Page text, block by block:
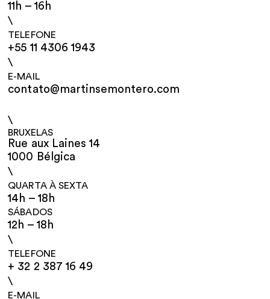
11h – 16h
\
TELEFONE
+55 11 4306 1943
\
E-MAIL
contato@martinsemontero.com
\
BRUXELAS
Rue aux Laines 14
1000 Bélgica
\
QUARTA À SEXTA
14h – 18h
SÁBADOS
12h – 18h
\
TELEFONE
+ 32 2 387 16 49
\
E-MAIL